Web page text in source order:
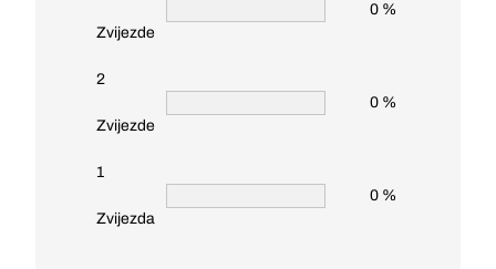
Zvijezde
0 %
2
Zvijezde
0 %
1
Zvijezda
0 %